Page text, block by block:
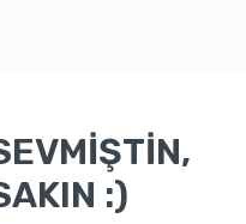
:)